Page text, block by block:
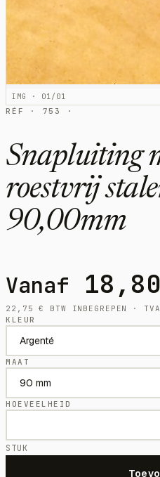
IMG · 01/01
RÉF · 753 ·
Snapluiting
roestvrij
90,00mm
Vanaf 18,80
22,75€
BTW INBEGREPEN ·
KLEUR
MAAT
HOEVEELHEID
STUK